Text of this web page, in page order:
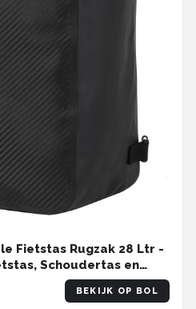
Fietstas Rugzak 28 Ltr -
Schoudertas en
BEKIJK OP BOL